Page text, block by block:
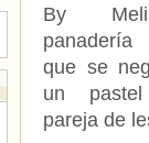
By
que se
un
pareja de